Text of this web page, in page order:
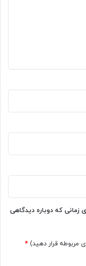
زمانی که دوباره دیدگاهی
قرار دهید) *